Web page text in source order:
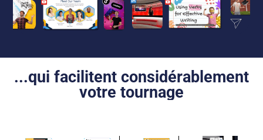
...qui facilitent considérablement
votre tournage